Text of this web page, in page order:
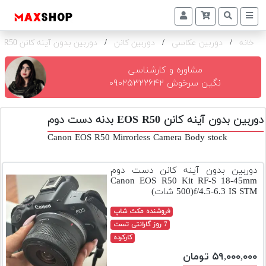
دوربین
و
تجهیزات
و
اکسسوری
دوم
خرید
و
خانه / دوربین عکاسی / دوربین کانن / دوربین بدون آینه کانن EOS R50 بدنه
مشاوره و کارشناسی
نگین سرخوش ۰۹۰۲۵۳۲۲۶۴۲
دوربین بدون آینه کانن EOS R50 بدنه دست دوم
Canon EOS R50 Mirrorless Camera Body stock
دوربین بدون آینه کانن دست دوم
Canon EOS R50 Kit RF-S 18-45mm
f/4.5-6.3 IS STM(500 شات)
فروشنده مکث شاپ
7 روز گارانتی تست
کارکرده
۵۹,۰۰۰,۰۰۰ تومان